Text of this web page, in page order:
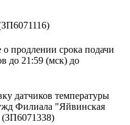
продлении срока подачи
до 21:59 (мск) до
датчиков температуры
Филиала "Яйвинская